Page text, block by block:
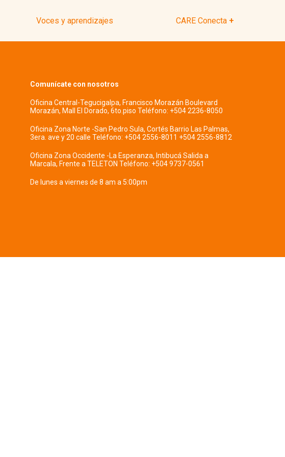
Voces y aprendizajes CARE Conecta
Comunícate con nosotros
Oficina Central-Tegucigalpa, Francisco Morazán Boulevard
Morazán, Mall El Dorado, 6to.piso Teléfono: +504 2236-8050
Oficina Zona Norte -San Pedro Sula, Cortés Barrio Las Palmas,
3era. ave y 20 calle Teléfono: +504 2556-8011 +504 2556-8812
Oficina Zona Occidente -La Esperanza, Intibucá Salida a
Marcala, Frente a TELETON Teléfono: +504 9737-0561
De lunes a viernes de 8 am a 5:00pm